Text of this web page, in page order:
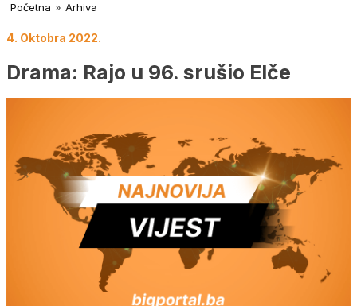
Početna » Arhiva
4. Oktobra 2022.
Drama: Rajo u 96. srušio Elče